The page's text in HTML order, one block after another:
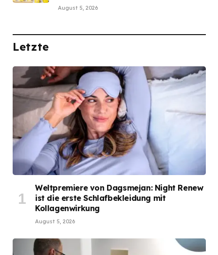
August 5, 2026
Letzte
Weltpremiere von Dagsmejan: Night Renew
ist die erste Schlafbekleidung mit
Kollagenwirkung
August 5, 2026